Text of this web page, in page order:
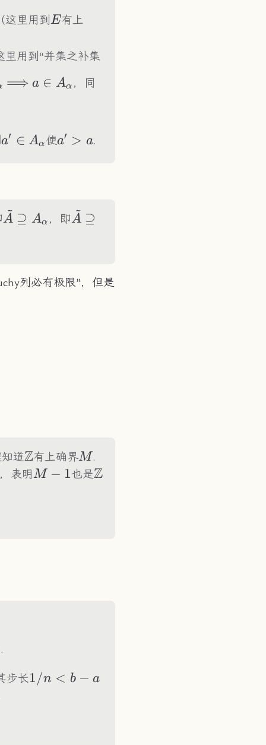
这里用到 E
E有上
里用到“并集之补集
\Longrightarrow
⟹ a\in
a ∈ Aα ，同
a′ ∈ Aα使a'>a
a′ > a.
\tilde{A}\supseteq
A
~
⊇ Aα ，即A
~
⊇
列必有极限”，但是
道\Z
Z有上确界M
M .
，表明 M-
M − 1也是\Z
Z
步长1/n<b-
1/n < b − a